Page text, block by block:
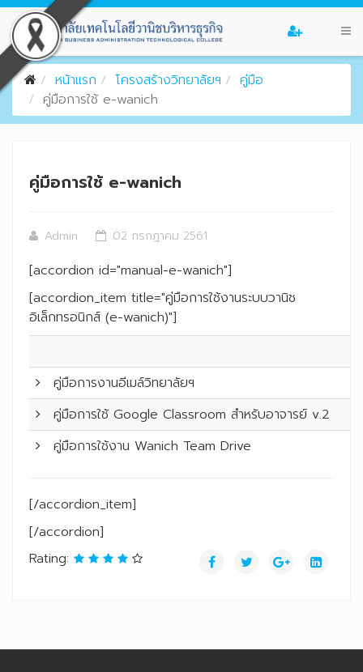
หน้าแรก โครงสร้างวิทยาลัยฯ
คู่มือ
คู่มือการใช้ e-wanich
คู่มือการใช้ e-wanich
Admin 02 กรกฎาคม 2561
[accordion id="manual-e-wanich"]
[accordion_item title="คู่มือการใช้งานระบบวานิช
อิเล็กทรอนิกส์ (e-wanich)"]
คู่มือการงานอีเมล์วิทยาลัยฯ
คู่มือการใช้ Google Classroom สำหรับอาจารย์ v.2
คู่มือการใช้งาน Wanich Team Drive
[/accordion_item]
[/accordion]
Rating: